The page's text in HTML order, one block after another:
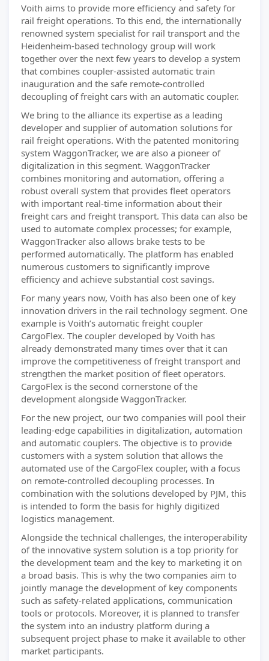
Voith aims to provide more efficiency and safety for
rail freight operations. To this end, the internationally
renowned system specialist for rail transport and the
Heidenheim-based technology group will work
together over the next few years to develop a system
that combines coupler-assisted automatic train
inauguration and the safe remote-controlled
decoupling of freight cars with an automatic coupler.
We bring to the alliance its expertise as a leading
developer and supplier of automation solutions for
rail freight operations. With the patented monitoring
system WaggonTracker, we are also a pioneer of
digitalization in this segment. WaggonTracker
combines monitoring and automation, offering a
robust overall system that provides fleet operators
with important real-time information about their
freight cars and freight transport. This data can also be
used to automate complex processes; for example,
WaggonTracker also allows brake tests to be
performed automatically. The platform has enabled
numerous customers to significantly improve
efficiency and achieve substantial cost savings.
For many years now, Voith has also been one of key
innovation drivers in the rail technology segment. One
example is Voith’s automatic freight coupler
CargoFlex. The coupler developed by Voith has
already demonstrated many times over that it can
improve the competitiveness of freight transport and
strengthen the market position of fleet operators.
CargoFlex is the second cornerstone of the
development alongside WaggonTracker.
For the new project, our two companies will pool their
leading-edge capabilities in digitalization, automation
and automatic couplers. The objective is to provide
customers with a system solution that allows the
automated use of the CargoFlex coupler, with a focus
on remote-controlled decoupling processes. In
combination with the solutions developed by PJM, this
is intended to form the basis for highly digitized
logistics management.
Alongside the technical challenges, the interoperability
of the innovative system solution is a top priority for
the development team and the key to marketing it on
a broad basis. This is why the two companies aim to
jointly manage the development of key components
such as safety-related applications, communication
tools or protocols. Moreover, it is planned to transfer
the system into an industry platform during a
subsequent project phase to make it available to other
market participants.